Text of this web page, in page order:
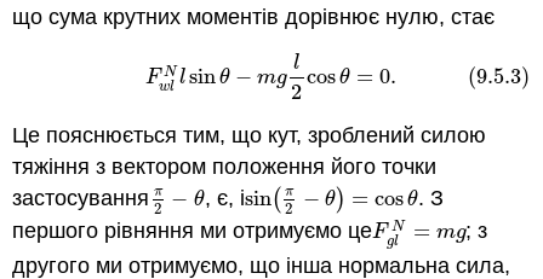
що сума крутних моментів дорівнює нулю, стає
F N
wl lsinθ − mg
l
2
cosθ = 0. (9.5.3)
(9.5.3) Fw N −m cos θ=
Це пояснюється тим, що кут, зроблений силою
тяжіння з вектором положення його точки
застосування π
2 − θ
π 2− θ, є, іsin( π
2 − θ) = cosθ
sin( π2− θ)= cosθ
. З
першого рівняння ми отримуємо цеF N
gl = mg
FglN= mg; з
другого ми отримуємо, що інша нормальна сила,